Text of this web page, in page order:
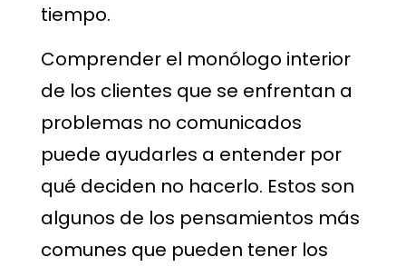
tiempo.
Comprender el monólogo interior
de los clientes que se enfrentan a
problemas no comunicados
puede ayudarles a entender por
qué deciden no hacerlo. Estos son
algunos de los pensamientos más
comunes que pueden tener los